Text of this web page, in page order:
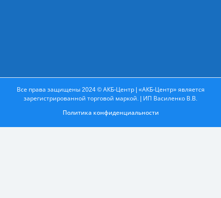
Все права защищены 2024 © АКБ-Центр | «АКБ-Центр» является
зарегистрированной торговой маркой. | ИП Василенко В.В.
Политика конфиденциальности